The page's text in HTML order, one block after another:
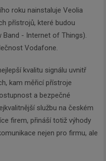
roku nainstaluje Veolia
přístrojů, které budou
Band - Internet of Things).
Vodafone.
kvalitu signálu uvnitř
kam měřicí přístroje
a bezpečné
službu na českém
firem, přináší totiž výhody
nejen pro firmu, ale